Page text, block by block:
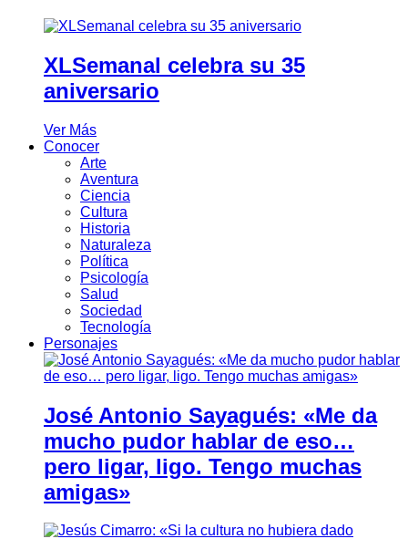
XLSemanal celebra su 35
aniversario
Ver Más
Conocer
Arte
Aventura
Ciencia
Cultura
Historia
Naturaleza
Política
Psicología
Salud
Sociedad
Tecnología
Personajes
José Antonio Sayagués: «Me da
mucho pudor hablar de eso…
pero ligar, ligo. Tengo muchas
amigas»